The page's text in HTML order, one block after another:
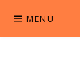
content
MENU